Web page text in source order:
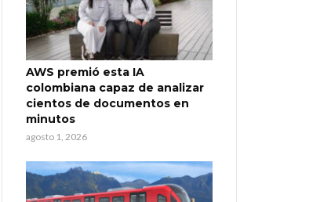
AWS premió esta IA
colombiana capaz de analizar
cientos de documentos en
minutos
agosto 1, 2026